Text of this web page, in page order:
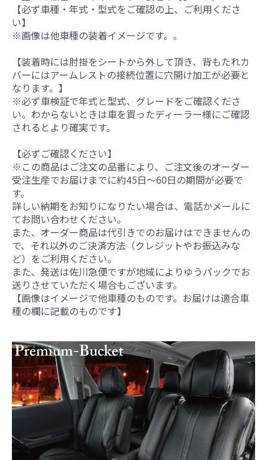
【必ず車種・年式・型式をご確認の上、ご利用くださ
い】
※画像は他車種の装着イメージです。。
【装着時には肘掛をシートから外して頂き、背もたれカ
バーにはアームレストの接続位置に穴開け加工が必要と
なります。】
※必ず車検証で年式と型式、グレードをご確認くださ
い。わからないときは車を買ったディーラー様にご確認
されるとより確実です。
【必ずご確認ください】
※この商品はご注文の品番により、ご注文後のオーダー
受注生産でお届けまでに約45日～60日の期間が必要で
す。
詳しい納期をお知りになりたい場合は、電話かメールに
てお問い合わせください。
また、オーダー商品は代引きでのお届けはできませんの
で、それ以外のご決済方法（クレジットやお振込みな
ど）をご利用ください。
また、発送は佐川急便ですが地域によりゆうパックでお
送りさせていただく場合もございます。
【画像はイメージで他車種のものです。お届けは適合車
種の欄に記載のものです】